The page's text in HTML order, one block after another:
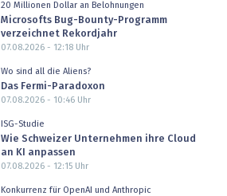
20 Millionen Dollar an Belohnungen
Microsofts Bug-Bounty-Programm
verzeichnet Rekordjahr
07.08.2026 - 12:18Uhr
Wo sind all die Aliens?
Das Fermi-Paradoxon
07.08.2026 - 10:46Uhr
ISG-Studie
Wie Schweizer Unternehmen ihre Cloud
an KI anpassen
07.08.2026 - 12:15Uhr
Konkurrenz für OpenAI und Anthropic